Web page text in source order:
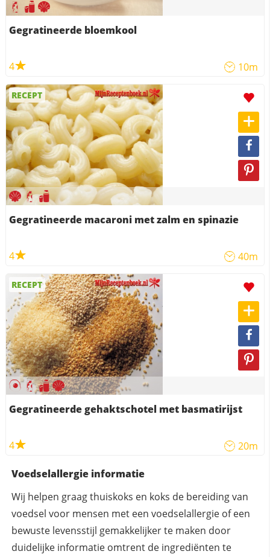
Gegratineerde bloemkool
4 10m
RECEPT
Gegratineerde macaroni met zalm en spinazie
4 40m
RECEPT
Gegratineerde gehaktschotel met basmatirijst
4 20m
Voedselallergie informatie
Wij helpen graag thuiskoks en koks de bereiding van
voedsel voor mensen met een voedselallergie of een
bewuste levensstijl gemakkelijker te maken door
duidelijke informatie omtrent de ingrediënten te